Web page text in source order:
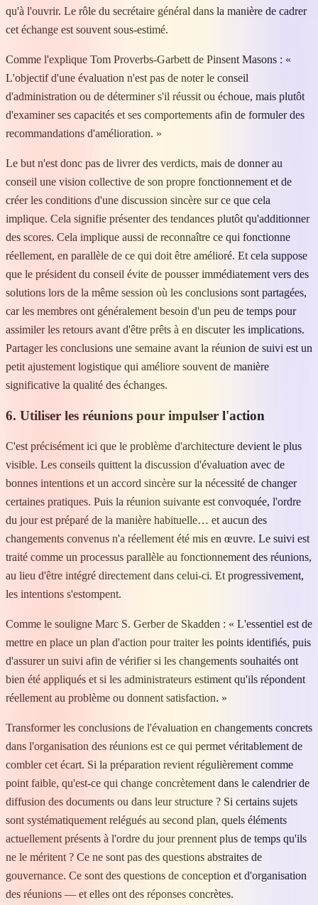
qu'à l'ouvrir. Le rôle du secrétaire général dans la manière de cadrer
cet échange est souvent sous-estimé.
Comme l'explique Tom Proverbs-Garbett de Pinsent Masons : «
L'objectif d'une évaluation n'est pas de noter le conseil
d'administration ou de déterminer s'il réussit ou échoue, mais plutôt
d'examiner ses capacités et ses comportements afin de formuler des
recommandations d'amélioration. »
Le but n'est donc pas de livrer des verdicts, mais de donner au
conseil une vision collective de son propre fonctionnement et de
créer les conditions d'une discussion sincère sur ce que cela
implique. Cela signifie présenter des tendances plutôt qu'additionner
des scores. Cela implique aussi de reconnaître ce qui fonctionne
réellement, en parallèle de ce qui doit être amélioré. Et cela suppose
que le président du conseil évite de pousser immédiatement vers des
solutions lors de la même session où les conclusions sont partagées,
car les membres ont généralement besoin d'un peu de temps pour
assimiler les retours avant d'être prêts à en discuter les implications.
Partager les conclusions une semaine avant la réunion de suivi est un
petit ajustement logistique qui améliore souvent de manière
significative la qualité des échanges.
6. Utiliser les réunions pour impulser l'action
C'est précisément ici que le problème d'architecture devient le plus
visible. Les conseils quittent la discussion d'évaluation avec de
bonnes intentions et un accord sincère sur la nécessité de changer
certaines pratiques. Puis la réunion suivante est convoquée, l'ordre
du jour est préparé de la manière habituelle… et aucun des
changements convenus n'a réellement été mis en œuvre. Le suivi est
traité comme un processus parallèle au fonctionnement des réunions,
au lieu d'être intégré directement dans celui-ci. Et progressivement,
les intentions s'estompent.
Comme le souligne Marc S. Gerber de Skadden : « L'essentiel est de
mettre en place un plan d'action pour traiter les points identifiés, puis
d'assurer un suivi afin de vérifier si les changements souhaités ont
bien été appliqués et si les administrateurs estiment qu'ils répondent
réellement au problème ou donnent satisfaction. »
Transformer les conclusions de l'évaluation en changements concrets
dans l'organisation des réunions est ce qui permet véritablement de
combler cet écart. Si la préparation revient régulièrement comme
point faible, qu'est-ce qui change concrètement dans le calendrier de
diffusion des documents ou dans leur structure ? Si certains sujets
sont systématiquement relégués au second plan, quels éléments
actuellement présents à l'ordre du jour prennent plus de temps qu'ils
ne le méritent ? Ce ne sont pas des questions abstraites de
gouvernance. Ce sont des questions de conception et d'organisation
des réunions — et elles ont des réponses concrètes.